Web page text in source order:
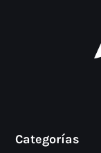
Categorías